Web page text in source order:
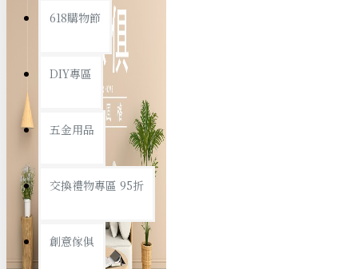
個人衛浴用品
浴室置物/收納
618購物節
DIY專區
五金用品
交換禮物專區 95折
創意傢俱